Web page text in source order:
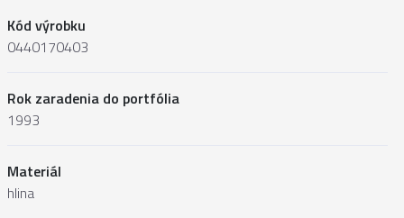
Kód výrobku
0440170403
Rok zaradenia do portfólia
1993
Materiál
hlina